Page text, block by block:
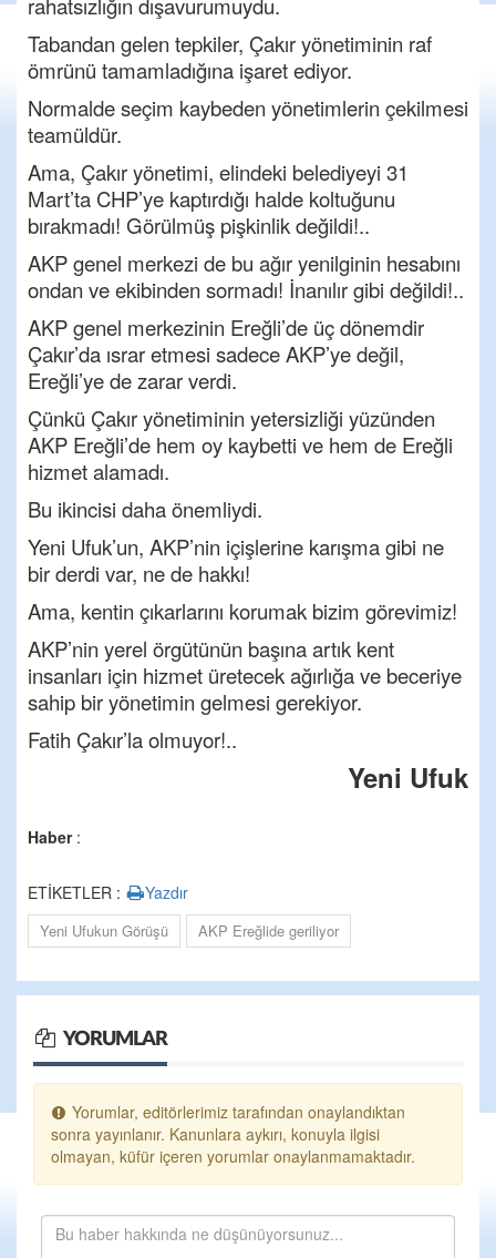
rahatsızlığın dışavurumuydu.
Tabandan gelen tepkiler, Çakır yönetiminin raf
ömrünü tamamladığına işaret ediyor.
Normalde seçim kaybeden yönetimlerin çekilmesi
teamüldür.
Ama, Çakır yönetimi, elindeki belediyeyi 31
Mart’ta CHP’ye kaptırdığı halde koltuğunu
bırakmadı! Görülmüş pişkinlik değildi!..
AKP genel merkezi de bu ağır yenilginin hesabını
ondan ve ekibinden sormadı! İnanılır gibi değildi!..
AKP genel merkezinin Ereğli’de üç dönemdir
Çakır’da ısrar etmesi sadece AKP’ye değil,
Ereğli’ye de zarar verdi.
Çünkü Çakır yönetiminin yetersizliği yüzünden
AKP Ereğli’de hem oy kaybetti ve hem de Ereğli
hizmet alamadı.
Bu ikincisi daha önemliydi.
Yeni Ufuk’un, AKP’nin içişlerine karışma gibi ne
bir derdi var, ne de hakkı!
Ama, kentin çıkarlarını korumak bizim görevimiz!
AKP’nin yerel örgütünün başına artık kent
insanları için hizmet üretecek ağırlığa ve beceriye
sahip bir yönetimin gelmesi gerekiyor.
Fatih Çakır’la olmuyor!..
Yeni Ufuk
Haber:
ETİKETLER : Yazdır
Yeni Ufukun Görüşü AKP Ereğlide geriliyor
YORUMLAR
Yorumlar, editörlerimiz tarafından onaylandıktan
sonra yayınlanır. Kanunlara aykırı, konuyla ilgisi
olmayan, küfür içeren yorumlar onaylanmamaktadır.